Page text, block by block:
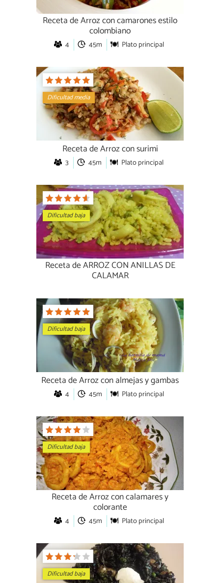
Receta de Arroz con camarones estilo
colombiano
4 45m Plato principal
Dificultad media
Receta de Arroz con surimi
3 45m Plato principal
Dificultad baja
Receta de ARROZ CON ANILLAS DE
CALAMAR
Dificultad baja
Receta de Arroz con almejas y gambas
4 45m Plato principal
Dificultad baja
Receta de Arroz con calamares y
colorante
4 45m Plato principal
Dificultad baja